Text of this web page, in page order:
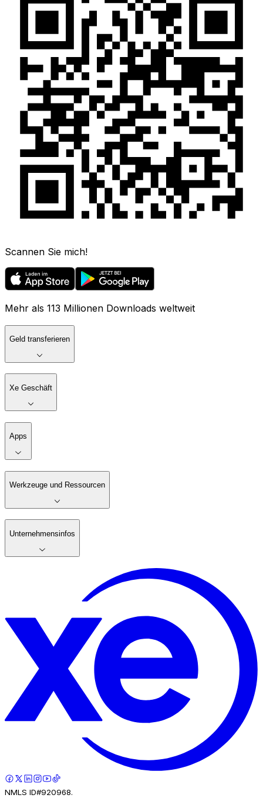
Scannen Sie mich!
Mehr als 113 Millionen Downloads weltweit
Geld transferieren
Xe Geschäft
Apps
Werkzeuge und Ressourcen
Unternehmensinfos
NMLS ID#920968.